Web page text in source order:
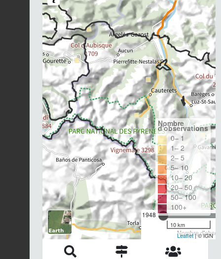
1948
Nombre
Nombre
d'observations
0– 1
1– 2
2– 5
5– 10
10– 20
20– 50
50– 100
100+
10 km
Leaflet| © IGN